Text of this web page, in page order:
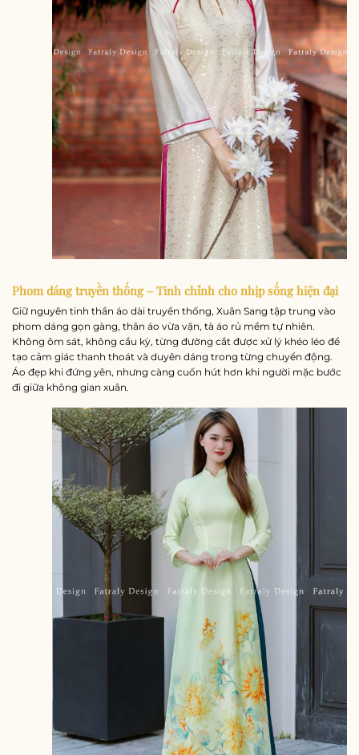
Phom dáng truyền thống – Tinh chỉnh cho nhịp sống hiện đại
Giữ nguyên tinh thần áo dài truyền thống, Xuân Sang tập trung vào
phom dáng gọn gàng, thân áo vừa vặn, tà áo rủ mềm tự nhiên.
Không ôm sát, không cầu kỳ, từng đường cắt được xử lý khéo léo để
tạo cảm giác thanh thoát và duyên dáng trong từng chuyển động.
Áo đẹp khi đứng yên, nhưng càng cuốn hút hơn khi người mặc bước
đi giữa không gian xuân.